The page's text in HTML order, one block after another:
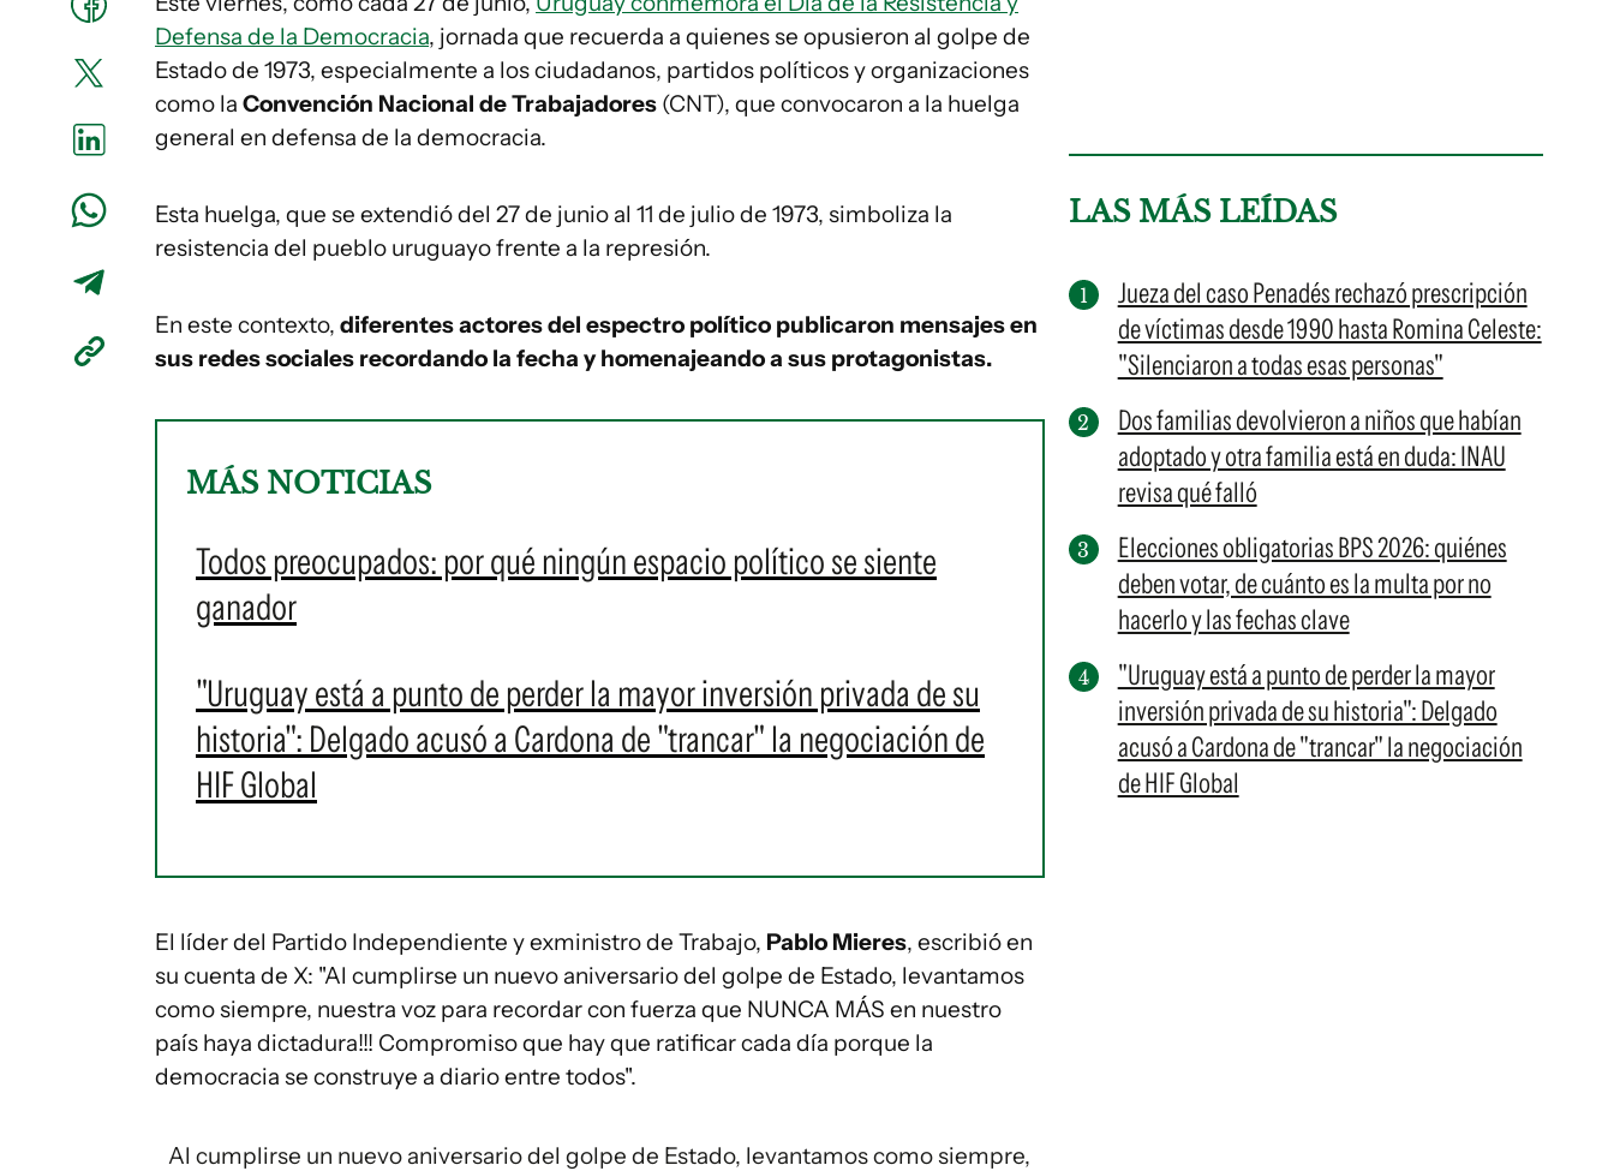
Defensa de la Democracia, jornada que recuerda a quienes se opusieron al golpe de
Estado de 1973, especialmente a los ciudadanos, partidos políticos y organizaciones
como la Convención Nacional de Trabajadores (CNT), que convocaron a la huelga
general en defensa de la democracia.
Esta huelga, que se extendió del 27 de junio al 11 de julio de 1973, simboliza la
resistencia del pueblo uruguayo frente a la represión.
En este contexto, diferentes actores del espectro político publicaron mensajes en
sus redes sociales recordando la fecha y homenajeando a sus protagonistas.
MÁS NOTICIAS
Todos preocupados: por qué ningún espacio político se siente
ganador
"Uruguay está a punto de perder la mayor inversión privada de su
historia": Delgado acusó a Cardona de "trancar" la negociación de
HIF Global
El líder del Partido Independiente y exministro de Trabajo, Pablo Mieres, escribió en
su cuenta de X: "Al cumplirse un nuevo aniversario del golpe de Estado, levantamos
como siempre, nuestra voz para recordar con fuerza que NUNCA MÁS en nuestro
país haya dictadura!!! Compromiso que hay que ratificar cada día porque la
democracia se construye a diario entre todos".
Al cumplirse un nuevo aniversario del golpe de Estado, levantamos como siempre,
LAS MÁS LEÍDAS
Jueza del caso Penadés rechazó prescripción
de víctimas desde 1990 hasta Romina Celeste:
"Silenciaron a todas esas personas"
Dos familias devolvieron a niños que habían
adoptado y otra familia está en duda: INAU
revisa qué falló
Elecciones obligatorias BPS 2026: quiénes
deben votar, de cuánto es la multa por no
hacerlo y las fechas clave
"Uruguay está a punto de perder la mayor
inversión privada de su historia": Delgado
acusó a Cardona de "trancar" la negociación
de HIF Global